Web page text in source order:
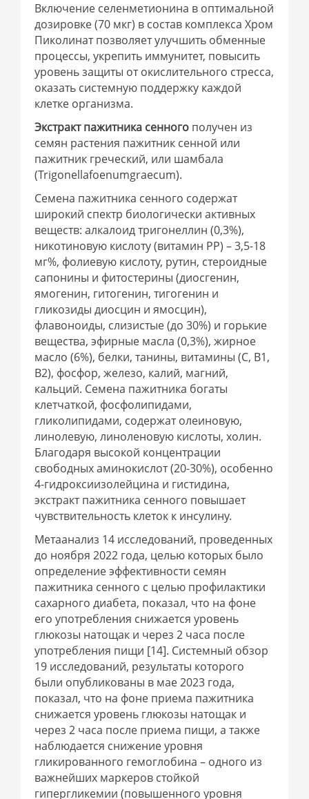
Включение селенметионина в оптимальной
дозировке (70 мкг) в состав комплекса Хром
Пиколинат позволяет улучшить обменные
процессы, укрепить иммунитет, повысить
уровень защиты от окислительного стресса,
оказать системную поддержку каждой
клетке организма.
Экстракт пажитника сенного получен из
семян растения пажитник сенной или
пажитник греческий, или шамбала
(Trigonellafoenumgraecum).
Семена пажитника сенного содержат
широкий спектр биологически активных
веществ: алкалоид тригонеллин (0,3%),
никотиновую кислоту (витамин РР) – 3,5-18
мг%, фолиевую кислоту, рутин, стероидные
сапонины и фитостерины (диосгенин,
ямогенин, гитогенин, тигогенин и
гликозиды диосцин и ямосцин),
флавоноиды, слизистые (до 30%) и горькие
вещества, эфирные масла (0,3%), жирное
масло (6%), белки, танины, витамины (С, В1,
В2), фосфор, железо, калий, магний,
кальций. Семена пажитника богаты
клетчаткой, фосфолипидами,
гликолипидами, содержат олеиновую,
линолевую, линоленовую кислоты, холин.
Благодаря высокой концентрации
свободных аминокислот (20-30%), особенно
4-гидроксиизолейцина и гистидина,
экстракт пажитника сенного повышает
чувствительность клеток к инсулину.
Метаанализ 14 исследований, проведенных
до ноября 2022 года, целью которых было
определение эффективности семян
пажитника сенного с целью профилактики
сахарного диабета, показал, что на фоне
его употребления снижается уровень
глюкозы натощак и через 2 часа после
употребления пищи [14]. Системный обзор
19 исследований, результаты которого
были опубликованы в мае 2023 года,
показал, что на фоне приема пажитника
снижается уровень глюкозы натощак и
через 2 часа после приема пищи, а также
наблюдается снижение уровня
гликированного гемоглобина – одного из
важнейших маркеров стойкой
гипергликемии (повышенного уровня